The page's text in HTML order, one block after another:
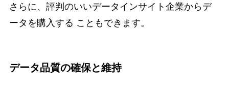
さらに、評判のいいデータインサイト企業からデ
ータを購入する こともできます。
データ品質の確保と維持